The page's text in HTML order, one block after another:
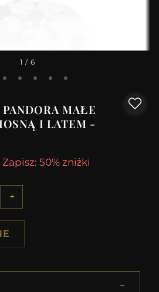
1 / 6
MAŁE
I LATEM -
Zapisz: 50% zniżki
+